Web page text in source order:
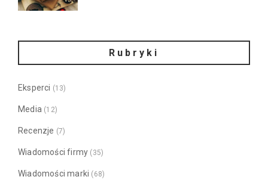
Rubryki
Eksperci (13)
Media (12)
Recenzje (7)
Wiadomości firmy (35)
Wiadomości marki (68)